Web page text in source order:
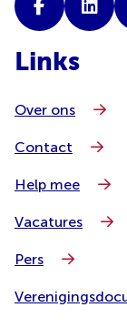
Links
Over ons
Contact
Help mee
Vacatures
Pers